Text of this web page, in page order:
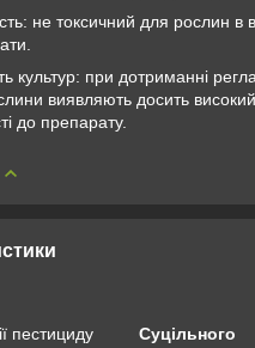
не токсичний для рослин в
культур: при дотриманні
виявляють досить
до препарату.
пестициду
Суцільного